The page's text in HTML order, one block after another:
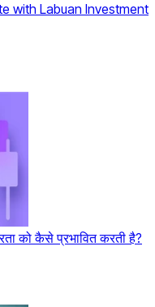
with Labuan Investment
को कैसे प्रभावित करती है?